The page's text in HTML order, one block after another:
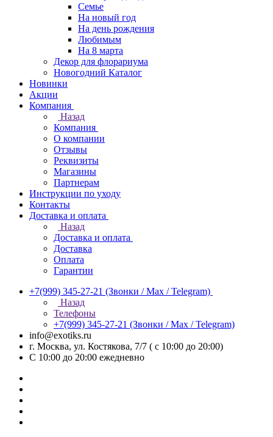
Семье
На новый год
На день рождения
Любимым
На 8 марта
Декор для флорариума
Новогодний Каталог
Новинки
Акции
Компания
Назад
Компания
О компании
Отзывы
Реквизиты
Магазины
Партнерам
Инструкции по уходу
Контакты
Доставка и оплата
Назад
Доставка и оплата
Доставка
Оплата
Гарантии
+7(999) 345-27-21 (Звонки / Max / Telegram)
Назад
Телефоны
+7(999) 345-27-21 (Звонки / Max / Telegram)
info@exotiks.ru
г. Москва, ул. Костякова, 7/7 ( с 10:00 до 20:00)
С 10:00 до 20:00 ежедневно